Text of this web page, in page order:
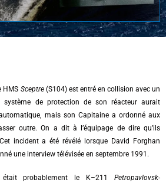
HMS Sceptre(S104) est entré en collision avec un
système de protection de son réacteur aurait
mais son Capitaine a ordonné aux
outre. On a dit à l’équipage de dire qu’ils
incident a été révélé lorsque David Forghan
une interview télévisée en septembre 1991.
était probablement le K–211Petropavlovsk-